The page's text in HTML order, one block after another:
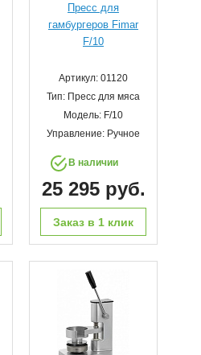
Пресс для
гамбургеров Fimar
F/10
Артикул: 01120
Тип: Пресс для мяса
Модель: F/10
Управление: Ручное
В наличии
25 295 руб.
Заказ в 1 клик